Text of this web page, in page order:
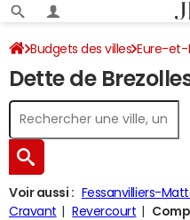
Budgets des villes Eure-et-
Dette au 31/12/2024
Dette de
Voir aussi : Fessanvilliers-
Cravant
Revercourt